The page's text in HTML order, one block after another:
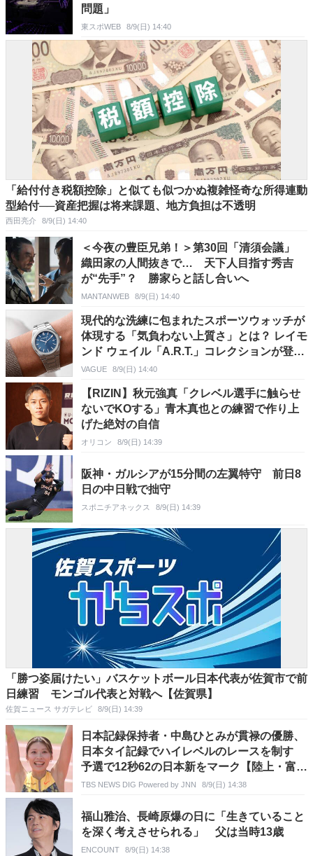
問題」
東スポWEB 8/9(日) 14:40
「給付付き税額控除」と似ても似つかぬ複雑怪奇な所得連動
型給付──資産把握は将来課題、地方負担は不透明
西田亮介 8/9(日) 14:40
＜今夜の豊臣兄弟！＞第30回「清須会議」
織田家の人間抜きで… 天下人目指す秀吉
が“先手”？ 勝家らと話し合いへ
MANTANWEB 8/9(日) 14:40
現代的な洗練に包まれたスポーツウォッチが
体現する「気負わない上質さ」とは？ レイモ
ンド ウェイル「A.R.T.」コレクションが登
場！
VAGUE 8/9(日) 14:40
【RIZIN】秋元強真「クレベル選手に触らせ
ないでKOする」青木真也との練習で作り上
げた絶対の自信
オリコン 8/9(日) 14:39
阪神・ガルシアが15分間の左翼特守 前日8
日の中日戦で拙守
スポニチアネックス 8/9(日) 14:39
「勝つ姿届けたい」バスケットボール日本代表が佐賀市で前
日練習 モンゴル代表と対戦へ【佐賀県】
佐賀ニュース サガテレビ 8/9(日) 14:39
日本記録保持者・中島ひとみが貫禄の優勝、
日本タイ記録でハイレベルのレースを制す
予選で12秒62の日本新をマーク【陸上・富士
北麓ワールドトライアル】
TBS NEWS DIG Powered by JNN 8/9(日) 14:38
福山雅治、長崎原爆の日に「生きていること
を深く考えさせられる」 父は当時13歳
ENCOUNT 8/9(日) 14:38